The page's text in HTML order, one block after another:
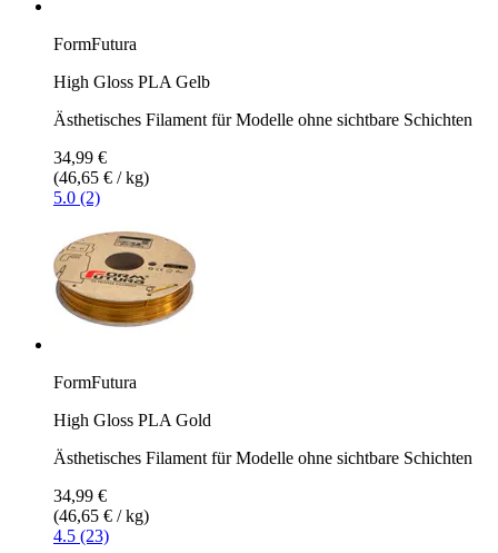
FormFutura
High Gloss PLA Gelb
Ästhetisches Filament für Modelle ohne sichtbare Schichten
34,99 €
(46,65 € / kg)
5.0 (2)
FormFutura
High Gloss PLA Gold
Ästhetisches Filament für Modelle ohne sichtbare Schichten
34,99 €
(46,65 € / kg)
4.5 (23)